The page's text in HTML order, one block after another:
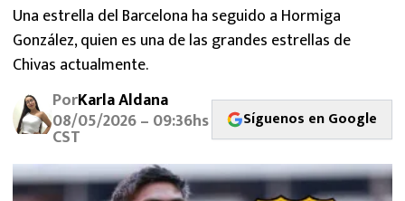
ATLANTE
SELECCIÓN MEXICANA
FUTBOL INTERNACIONAL
MEXICANOS EN EL EXTRANJERO
FUTBOL ESTUFA
Una estrella del Barcelona ha seguido a Hormiga
González, quien es una de las grandes estrellas de
Chivas actualmente.
PorKarla Aldana
08/05/2026 – 09:36hs
CST
Síguenos en Google